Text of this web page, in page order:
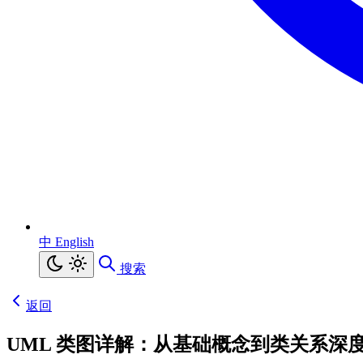
中 English
搜索
返回
UML 类图详解：从基础概念到类关系深